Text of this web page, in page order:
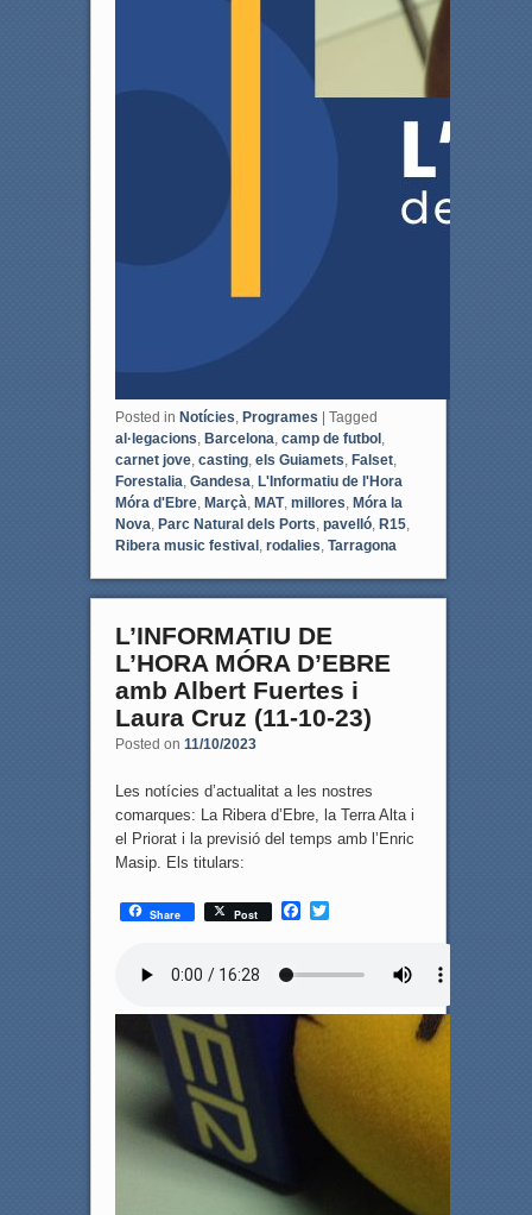
Posted in Notícies Programes | Tagged
al·legacions Barcelona camp de futbol,
carnet jove, casting, els Guiamets Falset,
Forestalia Gandesa L'Informatiu de l'Hora
Móra d'Ebre, Marçà MAT, millores Móra la
Nova Parc Natural dels Ports pavelló, R15,
Ribera music festival, rodalies Tarragona
L’INFORMATIU DE
L’HORA MÓRA D’EBRE
amb Albert Fuertes i
Laura Cruz (11-10-23)
Posted on 11/10/2023
Les notícies d’actualitat a les nostres
comarques: La Ribera d’Ebre, la Terra Alta i
el Priorat i la previsió del temps amb l’Enric
Masip. Els titulars:
Share Post
F
o
T